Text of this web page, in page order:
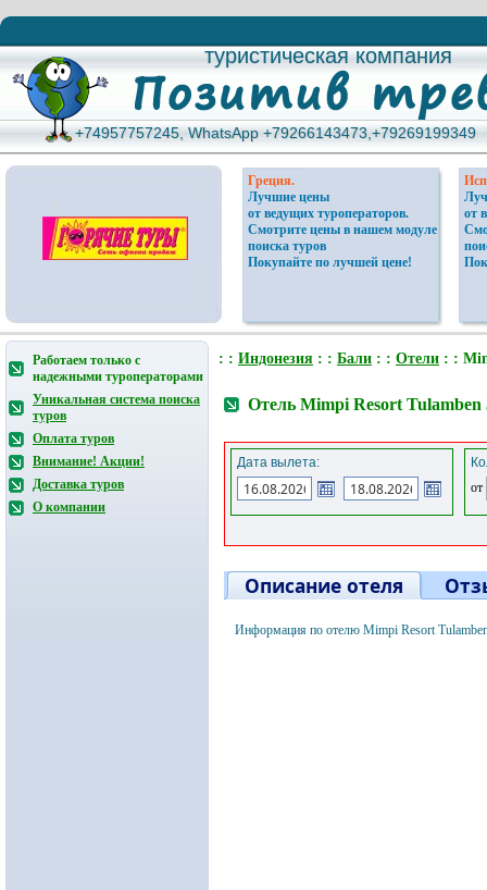
туристическая компания
туристическая компания
+74957757245, WhatsApp +79266143473,+79269199349
+74957757245, WhatsApp +79266143473,+79269199349
Греция.
Лучшие цены
от ведущих туроператоров.
Смотрите цены в нашем модуле
поиска туров
Покупайте по лучшей цене!
от
Работаем только с
надежными туроператорами
Уникальная система поиска
туров
Оплата туров
Внимание! Акции!
Доставка туров
О компании
: : Индонезия : : Бали : : Отели : :
Отель Mimpi Resort
Дата вылета:
от
Описание отеля
Информация по отелю Mimpi Resort